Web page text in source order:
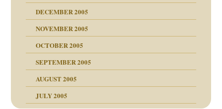
DECEMBER 2005
NOVEMBER 2005
OCTOBER 2005
SEPTEMBER 2005
AUGUST 2005
JULY 2005